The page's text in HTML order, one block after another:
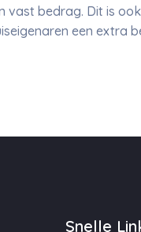
bedrag. Dit is
een extra
Snelle